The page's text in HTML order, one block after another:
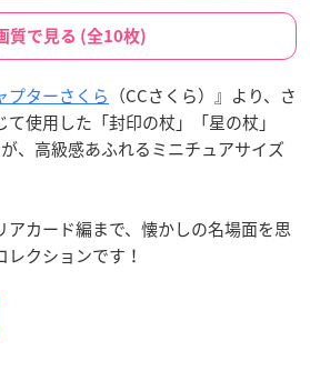
質で見る (全10枚)
プターさくら （CCさくら）』より、さ
使用した「封印の杖」「星の杖」
、高級感あふれるミニチュアサイズ
アカード編まで、懐かしの名場面を思
クションです！